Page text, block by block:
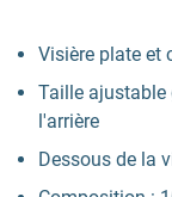
Visière plate et
Taille ajustable
l'arrière
Dessous de la